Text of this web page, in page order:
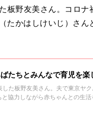
板野友美さん。コロナ
たかはしけいじ）さん
たちとみんなで育児を楽
た板野友美さん。夫で東京ヤ
協力しながら赤ちゃんとの生活